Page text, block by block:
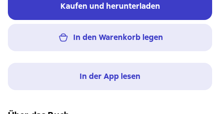
Kaufen und herunterladen
In den Warenkorb legen
In der App lesen